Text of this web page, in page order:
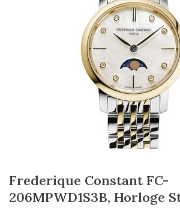
Frederique Constant FC-
206MPWD1S3B, Horloge